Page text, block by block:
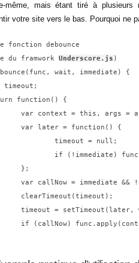
même, mais étant tiré à plusieurs
votre site vers le bas. Pourquoi ne
fonction debounce
framwork Underscore.js )
wait, immediate) {